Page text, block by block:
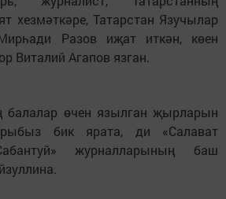
хезмәткәре, Татарстан Язучылар
Разов иҗат иткән, көен
Виталий Агапов язган.
балалар өчен язылган җырларын
бик ярата, ди «Салават
журналларының баш